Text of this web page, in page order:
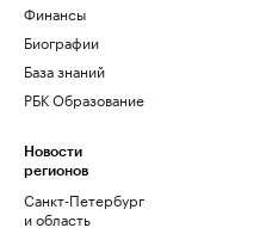
Финансы
Биографии
База знаний
РБК Образование
Новости
регионов
Санкт-Петербург
и область